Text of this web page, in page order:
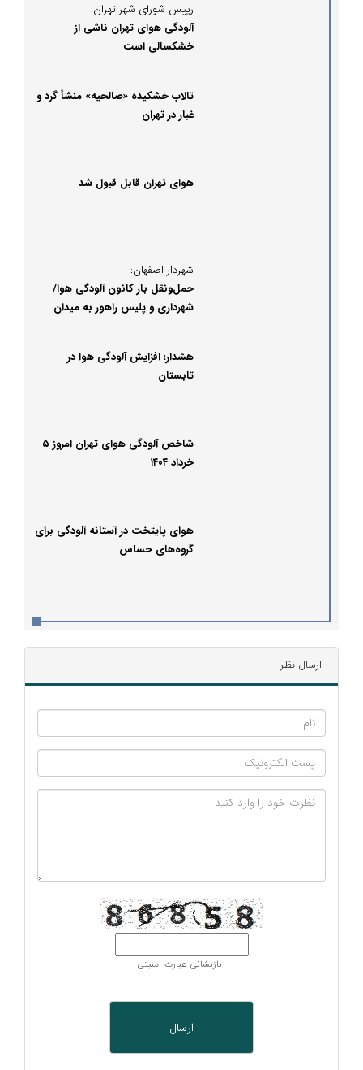
رییس شورای شهر تهران:
آلودگی‌ هوای تهران ناشی از
خشکسالی است
تالاب خشکیده «صالحیه» منشأ گرد و
غبار در تهران
هوای تهران قابل قبول شد
شهردار اصفهان:
حمل‌ونقل بار کانون آلودگی هوا/
شهرداری و پلیس راهور به میدان
هشدار؛ افزایش آلودگی هوا در
تابستان
شاخص آلودگی هوای تهران امروز ۵
خرداد ۱۴۰۴
هوای پایتخت در آستانه آلودگی برای
گروه‌های حساس
ارسال نظر
بازنشانی عبارت امنیتی